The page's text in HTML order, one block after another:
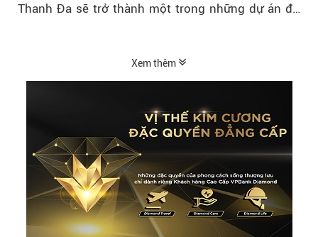
Thanh Đa sẽ trở thành một trong những dự án đô
Xem thêm